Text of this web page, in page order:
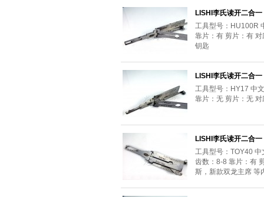
LISHI李氏读开二合
工具型号：HU100R
靠片：有 剪片：有
钥匙
LISHI李氏读开二合
工具型号：HY17 中
靠片：无 剪片：无
LISHI李氏读开二合
工具型号：TOY40
齿数：8-8 靠片：有
斯，新款双龙主席 等